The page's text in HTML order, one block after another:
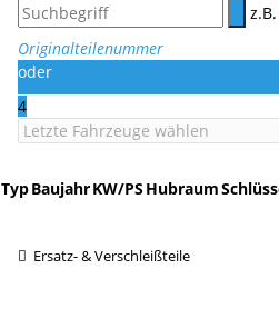
z.B.
Originalteilenummer
oder
4
TypBaujahrKW/PS Hubraum
Ersatz- & Verschleißteile